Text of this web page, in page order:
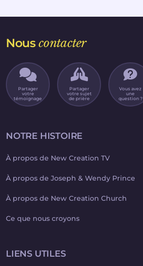
Nouscontacter
Partager
votre
témoignage
Partager
votre sujet
de prière
Vous avez
une
question ?
NOTRE HISTOIRE
À propos de New Creation TV
À propos de Joseph & Wendy Prince
À propos de New Creation Church
Ce que nous croyons
LIENS UTILES